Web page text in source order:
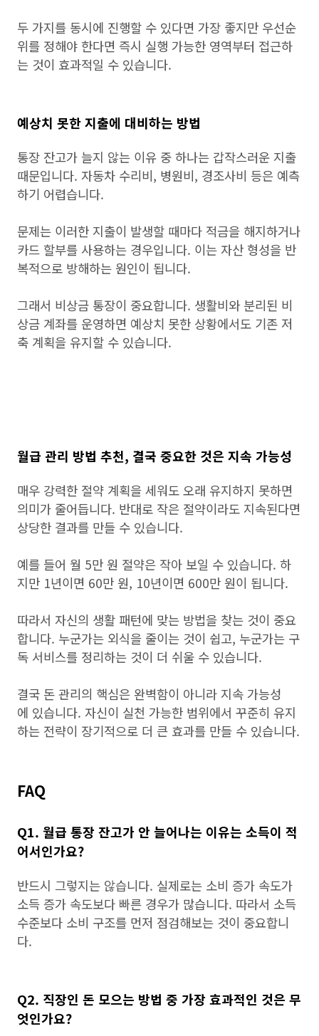
두 가지를 동시에 진행할 수 있다면 가장 좋지만 우선순
위를 정해야 한다면 즉시 실행 가능한 영역부터 접근하
는 것이 효과적일 수 있습니다.
예상치 못한 지출에 대비하는 방법
통장 잔고가 늘지 않는 이유 중 하나는 갑작스러운 지출
때문입니다. 자동차 수리비, 병원비, 경조사비 등은 예측
하기 어렵습니다.
문제는 이러한 지출이 발생할 때마다 적금을 해지하거나
카드 할부를 사용하는 경우입니다. 이는 자산 형성을 반
복적으로 방해하는 원인이 됩니다.
그래서 비상금 통장이 중요합니다. 생활비와 분리된 비
상금 계좌를 운영하면 예상치 못한 상황에서도 기존 저
축 계획을 유지할 수 있습니다.
월급 관리 방법 추천, 결국 중요한 것은 지속 가능성
매우 강력한 절약 계획을 세워도 오래 유지하지 못하면
의미가 줄어듭니다. 반대로 작은 절약이라도 지속된다면
상당한 결과를 만들 수 있습니다.
예를 들어 월 5만 원 절약은 작아 보일 수 있습니다. 하
지만 1년이면 60만 원, 10년이면 600만 원이 됩니다.
따라서 자신의 생활 패턴에 맞는 방법을 찾는 것이 중요
합니다. 누군가는 외식을 줄이는 것이 쉽고, 누군가는 구
독 서비스를 정리하는 것이 더 쉬울 수 있습니다.
결국 돈 관리의 핵심은 완벽함이 아니라 지속 가능성
에 있습니다. 자신이 실천 가능한 범위에서 꾸준히 유지
하는 전략이 장기적으로 더 큰 효과를 만들 수 있습니다.
FAQ
Q1. 월급 통장 잔고가 안 늘어나는 이유는 소득이 적
어서인가요?
반드시 그렇지는 않습니다. 실제로는 소비 증가 속도가
소득 증가 속도보다 빠른 경우가 많습니다. 따라서 소득
수준보다 소비 구조를 먼저 점검해보는 것이 중요합니
다.
Q2. 직장인 돈 모으는 방법 중 가장 효과적인 것은 무
엇인가요?